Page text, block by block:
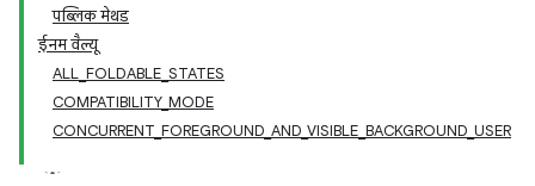
पब्लिक मेथड
ईनम वैल्यू
ALL_FOLDABLE_STATES
COMPATIBILITY_MODE
CONCURRENT_FOREGROUND_AND_VISIBLE_BACKGROUND_USER